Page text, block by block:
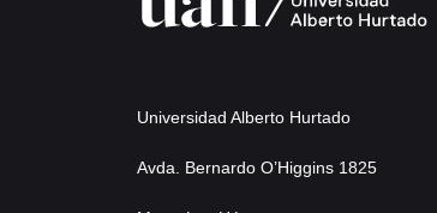
Universidad Alberto Hurtado
Avda. Bernardo O’Higgins 1825